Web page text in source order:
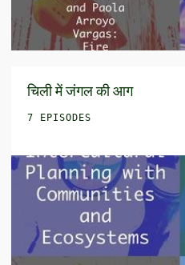
चिली में जंगल की आग
7 EPISODES